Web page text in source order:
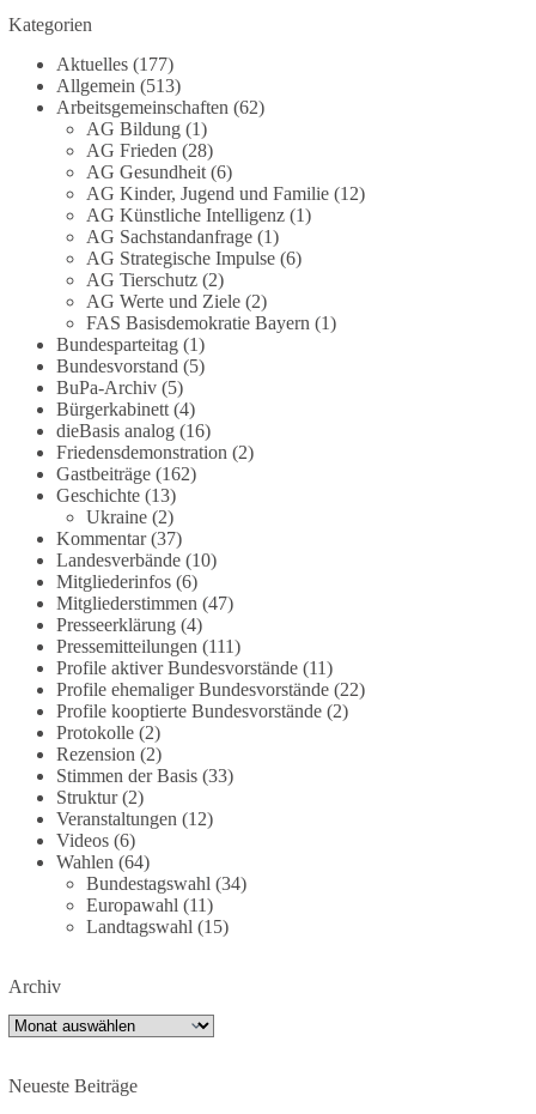
Im Politischen Frühschoppen diskutieren die
Teilnehmer das Verhältnis von Mensch, Natur und
Grundgesetz.
Beitrag der AG Strategische Impulse
Kann die Natur Träger eigener Grundrechte sein?
Oder würde eine solche Entwicklung das
Fundament unseres Grundgesetzes sprengen? Mit
dieser grundsätzlichen Frage beschäftigte sich die
Teilnehmer des Politischen Frühschoppens der
AG Strategische Impulse am 19. Juli 2026.
Referent Frank Bothmann stellte die These auf,
dass die derzeit in Teilen der Umweltbewegung
diskutierten „Grundrechte der Natur“ weit über
klassischen Naturschutz hinausreichen und
grundlegende Fragen zum Menschenbild, zum
Rechtsstaat und zur Demokratie aufwerfen. [...]
👉 Hier weiterlesen:https://diebasis-
partei.de/2026/07/grundrechte-der-natur-ein-
angriff-auf-das-grundgesetz/
🟩🟩🟦🟦🟥🟥🟧🟧
Es ging weniger um fertige Antworten als um eine
Debatte darüber, wie Freiheit, Verantwortung,
Naturschutz und Grundrechte in einer
demokratischen Gesellschaft künftig miteinander
in Einklang gebracht werden können.
#dieBasis #natur #grundrechte
#demokratie
2 Tage(n) zuvor
Jetzt dieBasis Sachsen-Anhalt unterstützen!
Kategorien
Aktuelles(177)
Allgemein (513)
Arbeitsgemeinschaften (62)
AG Bildung(1)
AG Frieden (28)
AG Gesundheit(6)
AG Kinder, Jugend und Familie(12)
AG Künstliche Intelligenz(1)
AG Sachstandanfrage(1)
AG Strategische Impulse(6)
AG Tierschutz(2)
AG Werte und Ziele(2)
FAS Basisdemokratie Bayern (1)
Bundesparteitag(1)
Bundesvorstand (5)
BuPa-Archiv(5)
Bürgerkabinett(4)
dieBasis analog(16)
Friedensdemonstration (2)
Gastbeiträge(162)
Geschichte(13)
Ukraine(2)
Kommentar(37)
Landesverbände(10)
Mitgliederinfos(6)
Mitgliederstimmen (47)
Presseerklärung(4)
Pressemitteilungen (111)
Profile aktiver Bundesvorstände(11)
Profile ehemaliger Bundesvorstände(22)
Profile kooptierte Bundesvorstände(2)
Protokolle(2)
Rezension (2)
Stimmen der Basis(33)
Struktur(2)
Veranstaltungen (12)
Videos(6)
Wahlen (64)
Bundestagswahl (34)
Europawahl (11)
Landtagswahl (15)
Archiv
Archiv
Neueste Beiträge